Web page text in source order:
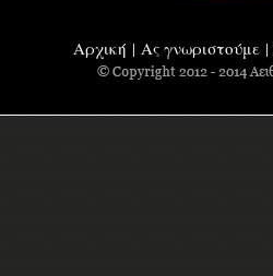
Αρχική | Ας γνωριστούμε |